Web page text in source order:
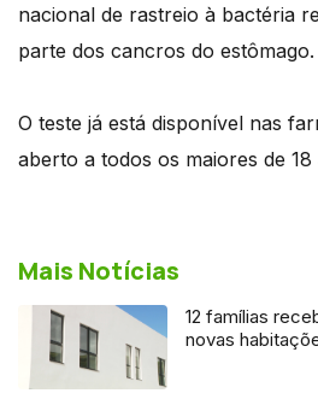
nacional de rastreio à bactéria
parte dos cancros do estômago.
O teste já está disponível nas
aberto a todos os maiores de 18
Mais Notícias
12 famílias
novas